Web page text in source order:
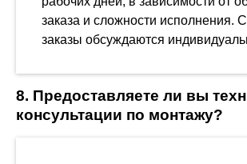
заказа и сложности исполнения.
заказы обсуждаются
8. Предоставляете ли вы
консультации по монтажу?